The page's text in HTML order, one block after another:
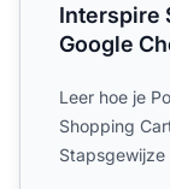
Interspire
Google
Leer hoe je
Shopping